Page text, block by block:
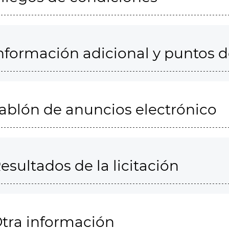
adicional y puntos
de anuncios electrónico
de la licitación
información